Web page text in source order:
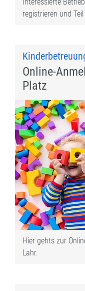
registrieren und
Online-
Platz
Hier gehts zur
Lahr.